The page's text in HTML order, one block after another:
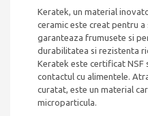
Keratek, un material
ceramic este creat pentru
garanteaza frumusete si
durabilitatea si rezistenta
Keratek este certificat
contactul cu alimentele.
curatat, este un material
microparticula.